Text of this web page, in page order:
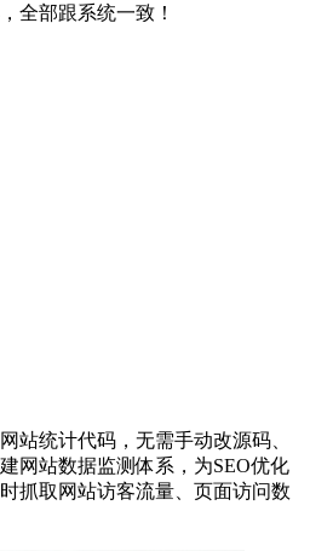
全部跟系统一致！
站统计代码，无需手动改源码、
网站数据监测体系，为SEO优化
抓取网站访客流量、页面访问数